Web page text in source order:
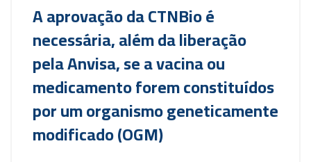
A aprovação da CTNBio é
necessária, além da liberação
pela Anvisa, se a vacina ou
medicamento forem constituídos
por um organismo geneticamente
modificado (OGM)